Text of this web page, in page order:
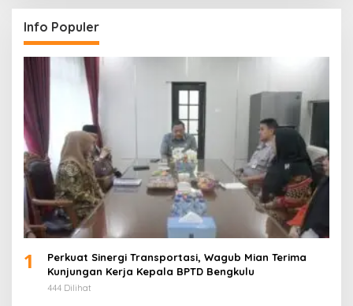
Info Populer
1
Perkuat Sinergi Transportasi, Wagub Mian Terima
Kunjungan Kerja Kepala BPTD Bengkulu
444 Dilihat